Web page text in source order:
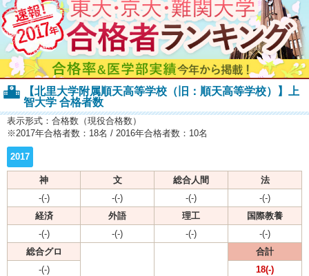
【北里大学附属順天高等学校（旧：順天高等学校）】上
智大学 合格者数
表示形式：合格数（現役合格数）
※2017年合格者数：18名 / 2016年合格者数：10名
2017
神 文 総合人間
法
-(-)
-(-) -(-)
-(-)
経済
外語 理工
国際教養
-(-)
-(-) -(-)
-(-)
総合グロ
合計
-(-)
18(-)